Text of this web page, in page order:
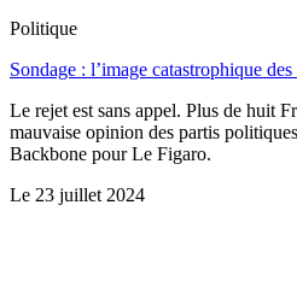
Politique
Sondage : l’image catastrophique
Le rejet est sans appel. Plus de huit
mauvaise opinion des partis
Backbone pour Le Figaro.
Le 23 juillet 2024